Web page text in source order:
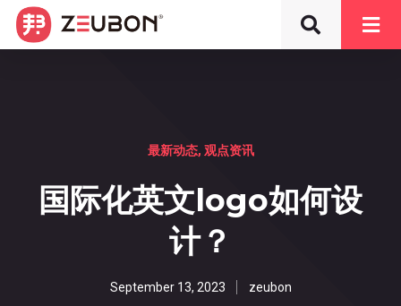
最新动态, 观点资讯
国际化英文logo如何设
计？
September 13, 2023 zeubon